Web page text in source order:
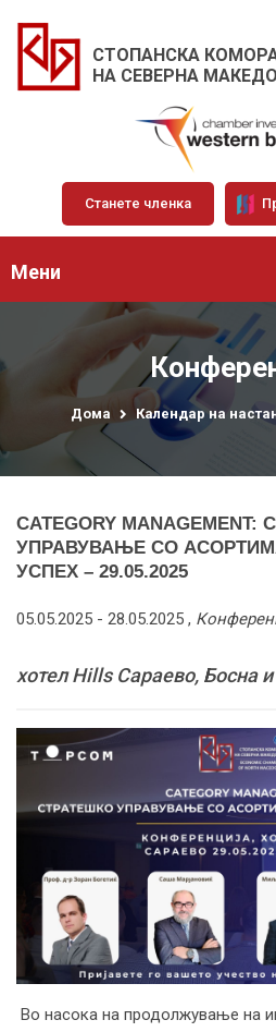
СТОПАНСКА
НА СЕВЕРНА
Станете членка
Мени
Дома Календар на
CATEGORY
УПРАВУВАЊЕ СО
УСПЕХ – 29.05.2025
05.05.2025 - 28.05.2025 ,
хотел Hills Сараево, Босна
Во насока на продолжување на